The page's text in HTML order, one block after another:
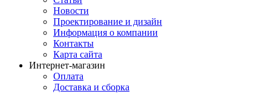
Новости
Проектирование и дизайн
Информация о компании
Контакты
Карта сайта
Интернет-магазин
Оплата
Доставка и сборка